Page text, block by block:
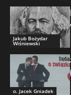
Jakub Bożydar
Wiśniewski
o. Jacek Gniadek